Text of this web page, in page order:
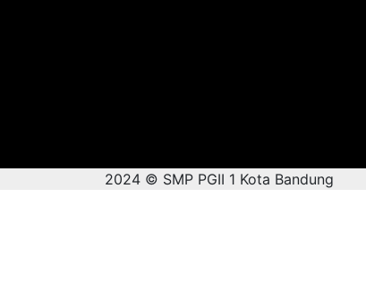
2024 © SMP PGII 1 Kota Bandung